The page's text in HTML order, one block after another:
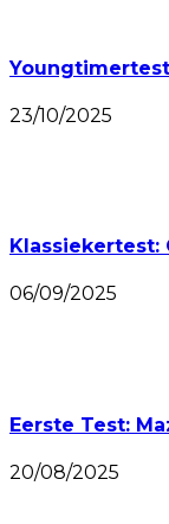
23/10/2025
Klassiekertest:
06/09/2025
Eerste Test:
20/08/2025